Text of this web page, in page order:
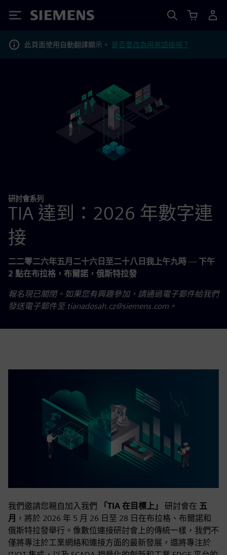
Siemens
此頁面使用自動翻譯顯示。 是否要改為用英語檢視？
研討會系列
TIA 達到：2026 年數字連
接
二二零二六年五月二十六日至二十八日我上午九時— 下午
2 點在布拉格，布爾諾，俄斯特拉發
報名現已關閉。如果您有興趣參加，請通過電子郵件給我們
發送電子郵件至 tianadosah.cz@siemens.com。
我們邀請您親自加入我們 「TIA 在目標上」 研討會在 五
月 ，將於 2026 年 5 月 26 日至 28 日在布拉格、布爾諾和
俄斯特拉發舉行。像數位連接研討會上的傳統一樣，我們不
僅將專注於工業網絡和連接方面的最新發展，還將專注於